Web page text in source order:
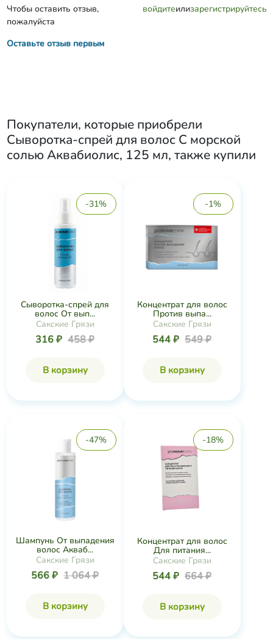
Чтобы оставить отзыв,
пожалуйста
войдитеилизарегистрируйтесь
Оставьте отзыв первым
Покупатели, которые приобрели
Сыворотка-спрей для волос С морской
солью Аквабиолис, 125 мл, также купили
-31%
Сыворотка-спрей для
волос От вып...
Сакские Грязи
316 ₽ 458 ₽
В корзину
-1%
Концентрат для волос
Против выпа...
Сакские Грязи
544 ₽ 549 ₽
В корзину
-47%
Шампунь От выпадения
волос Акваб...
Сакские Грязи
566 ₽ 1 064 ₽
В корзину
-18%
Концентрат для волос
Для питания...
Сакские Грязи
544 ₽ 664 ₽
В корзину